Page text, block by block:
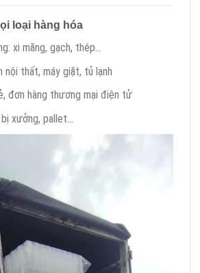
loại hàng hóa
xi măng, gạch, thép…
nội thất, máy giặt, tủ lạnh
đơn hàng thương mại điện tử
xưởng, pallet…